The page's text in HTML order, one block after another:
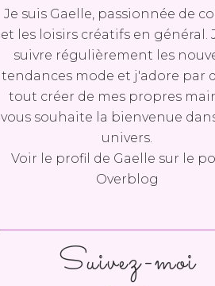
Je suis Gaelle, passionnée de
et les loisirs créatifs en général.
suivre régulièrement les
tendances mode et j'adore par
tout créer de mes propres
vous souhaite la bienvenue
univers.
Voir le profil de Gaelle sur le
Overblog
Suivez-moi